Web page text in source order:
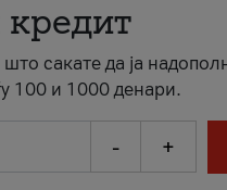
што сакате да ја
100 и 1000 денари.
- +